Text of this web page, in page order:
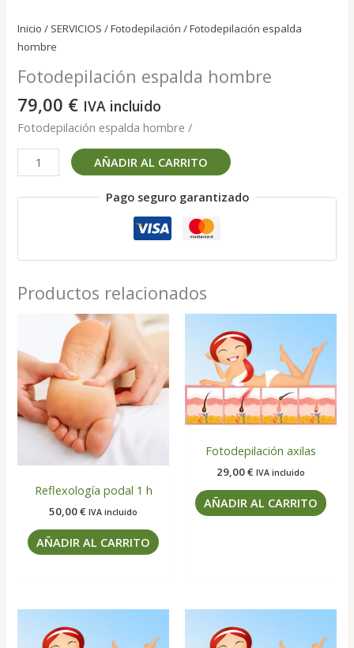
Inicio / SERVICIOS /Fotodepilación / Fotodepilación espalda
hombre
Fotodepilación espalda hombre
79,00 € IVA incluido
Fotodepilación espalda hombre /
Fotodepilación
espalda
AÑADIR AL CARRITO
Pago seguro garantizado
Productos relacionados
Reflexología podal 1 h
50,00€ IVA incluido
AÑADIR AL CARRITO
Fotodepilación axilas
29,00€ IVA incluido
AÑADIR AL CARRITO